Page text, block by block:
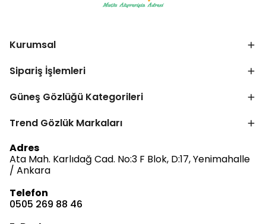
Kurumsal
Sipariş İşlemleri
Güneş Gözlüğü Kategorileri
Trend Gözlük Markaları
Adres
Ata Mah. Karlıdağ Cad. No:3 F Blok, D:17, Yenimahalle
/ Ankara
Telefon
0505 269 88 46